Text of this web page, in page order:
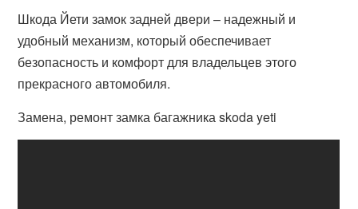
Шкода Йети замок задней двери – надежный и
удобный механизм, который обеспечивает
безопасность и комфорт для владельцев этого
прекрасного автомобиля.
Замена, ремонт замка багажника skoda yeti